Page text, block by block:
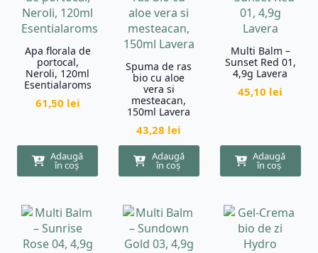
Apa florala de
portocal,
Neroli, 120ml
Esentialaroms
61,50 lei
Adaugă
în coș
Spuma de ras
bio cu aloe
vera si
mesteacan,
150ml Lavera
43,28 lei
Adaugă
în coș
Multi Balm –
Sunset Red 01,
4,9g Lavera
45,10 lei
Adaugă
în coș